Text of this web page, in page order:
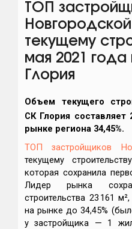
ТОП
текущему
мая 2021 года
Глория
Объем текущего
СК Глория составляет
рынке региона 34,45%.
ТОП застройщиков
текущему
которая сохранила
Лидер рынка
строительства 23 161
на рынке до 34,45%
у застройщика — 1